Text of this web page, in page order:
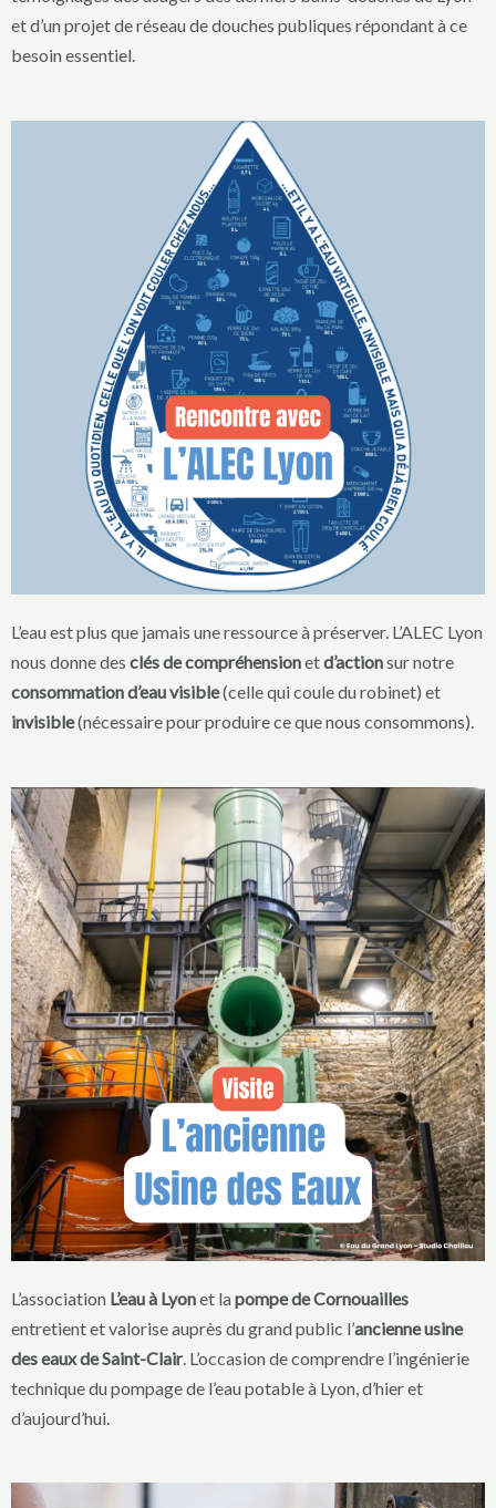
et d’un projet de réseau de douches publiques répondant à ce
besoin essentiel.
L’eau est plus que jamais une ressource à préserver. L’ALEC Lyon
nous donne des clés de compréhensionetd’actionsur notre
consommation d’eau visible(celle qui coule du robinet) et
invisible(nécessaire pour produire ce que nous consommons).
L’association L’eau à Lyonet lapompe de Cornouailles
entretient et valorise auprès du grand public l’ancienne usine
des eaux de Saint-Clair. L’occasion de comprendre l’ingénierie
technique du pompage de l’eau potable à Lyon, d’hier et
d’aujourd’hui.